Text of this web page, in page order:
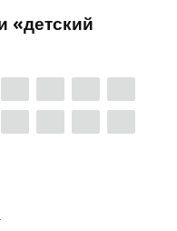
«детский